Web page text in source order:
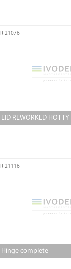
R-21076
LID REWORKED
R-21116
Hinge complete